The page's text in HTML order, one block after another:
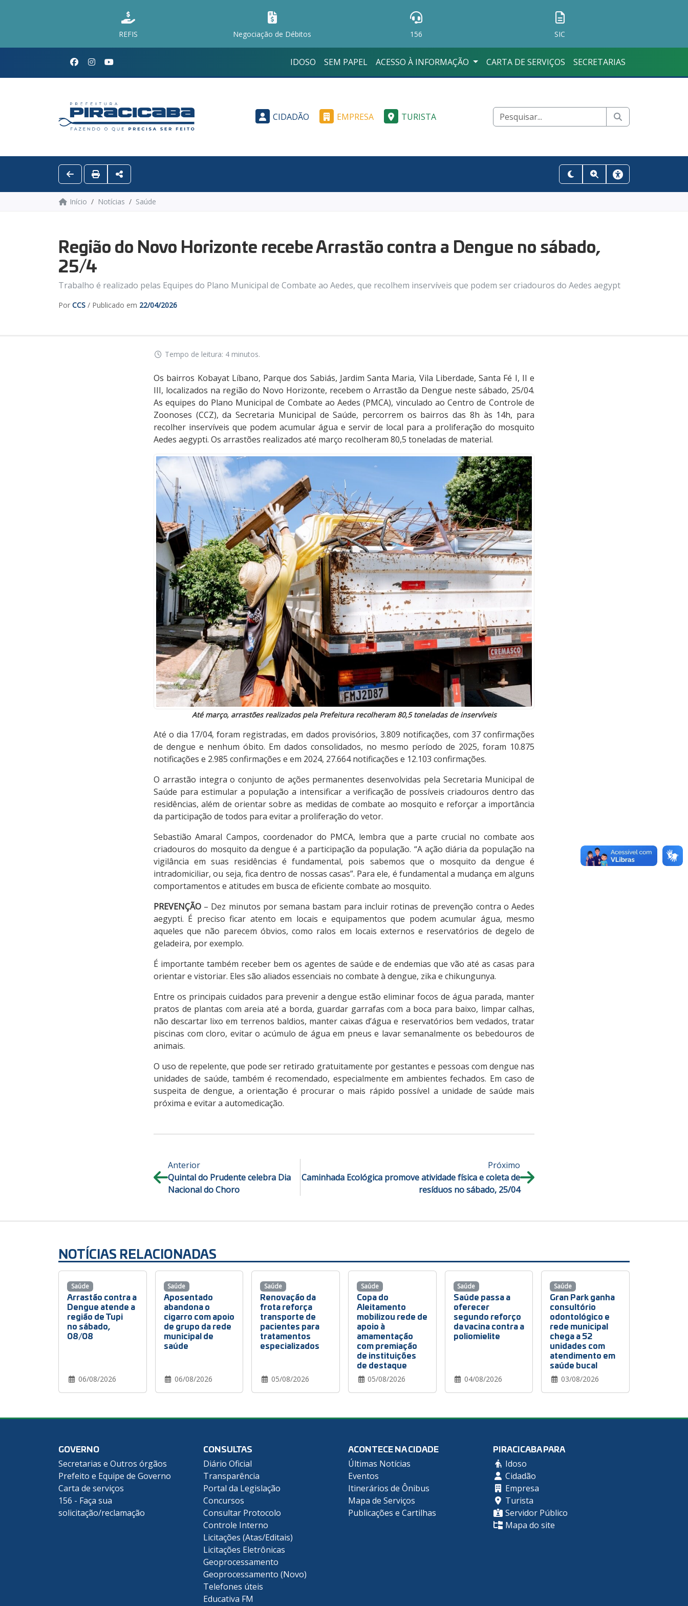
REFIS Negociação de Débitos 156 SIC
IDOSO SEM PAPEL ACESSO À INFORMAÇÃO CARTA DE SERVIÇOS SECRETARIAS
CIDADÃO EMPRESA TURISTA
Início Notícias Saúde
Região do Novo Horizonte recebe Arrastão contra a Dengue no sábado,
25/4
Trabalho é realizado pelas Equipes do Plano Municipal de Combate ao Aedes, que recolhem inservíveis que podem ser criadouros do Aedes aegypt
Por CCS / Publicado em 22/04/2026
Tempo de leitura: 4 minutos.
Os bairros Kobayat Líbano, Parque dos Sabiás, Jardim Santa Maria, Vila Liberdade, Santa Fé I, II e
III, localizados na região do Novo Horizonte, recebem o Arrastão da Dengue neste sábado, 25/04.
As equipes do Plano Municipal de Combate ao Aedes (PMCA), vinculado ao Centro de Controle de
Zoonoses (CCZ), da Secretaria Municipal de Saúde, percorrem os bairros das 8h às 14h, para
recolher inservíveis que podem acumular água e servir de local para a proliferação do mosquito
Aedes aegypti. Os arrastões realizados até março recolheram 80,5 toneladas de material.
Até março, arrastões realizados pela Prefeitura recolheram 80,5 toneladas de inservíveis
Até o dia 17/04, foram registradas, em dados provisórios, 3.809 notificações, com 37 confirmações
de dengue e nenhum óbito. Em dados consolidados, no mesmo período de 2025, foram 10.875
notificações e 2.985 confirmações e em 2024, 27.664 notificações e 12.103 confirmações.
O arrastão integra o conjunto de ações permanentes desenvolvidas pela Secretaria Municipal de
Saúde para estimular a população a intensificar a verificação de possíveis criadouros dentro das
residências, além de orientar sobre as medidas de combate ao mosquito e reforçar a importância
da participação de todos para evitar a proliferação do vetor.
Sebastião Amaral Campos, coordenador do PMCA, lembra que a parte crucial no combate aos
criadouros do mosquito da dengue é a participação da população. “A ação diária da população na
vigilância em suas residências é fundamental, pois sabemos que o mosquito da dengue é
intradomiciliar, ou seja, fica dentro de nossas casas”. Para ele, é fundamental a mudança em alguns
comportamentos e atitudes em busca de eficiente combate ao mosquito.
PREVENÇÃO – Dez minutos por semana bastam para incluir rotinas de prevenção contra o Aedes
aegypti. É preciso ficar atento em locais e equipamentos que podem acumular água, mesmo
aqueles que não parecem óbvios, como ralos em locais externos e reservatórios de degelo de
geladeira, por exemplo.
É importante também receber bem os agentes de saúde e de endemias que vão até as casas para
orientar e vistoriar. Eles são aliados essenciais no combate à dengue, zika e chikungunya.
Entre os principais cuidados para prevenir a dengue estão eliminar focos de água parada, manter
pratos de plantas com areia até a borda, guardar garrafas com a boca para baixo, limpar calhas,
não descartar lixo em terrenos baldios, manter caixas d’água e reservatórios bem vedados, tratar
piscinas com cloro, evitar o acúmulo de água em pneus e lavar semanalmente os bebedouros de
animais.
O uso de repelente, que pode ser retirado gratuitamente por gestantes e pessoas com dengue nas
unidades de saúde, também é recomendado, especialmente em ambientes fechados. Em caso de
suspeita de dengue, a orientação é procurar o mais rápido possível a unidade de saúde mais
próxima e evitar a automedicação.
Anterior
Quintal do Prudente celebra Dia
Nacional do Choro
Próximo
Caminhada Ecológica promove atividade física e coleta de
resíduos no sábado, 25/04
NOTÍCIAS RELACIONADAS
Arrastão contra a
Dengue atende a
região de Tupi
no sábado,
08/08
06/08/2026
Saúde
Aposentado
abandona o
cigarro com apoio
de grupo da rede
municipal de
saúde
06/08/2026
Saúde
Renovação da
frota reforça
transporte de
pacientes para
tratamentos
especializados
05/08/2026
Saúde
Copa do
Aleitamento
mobilizou rede de
apoio à
amamentação
com premiação
de instituições
de destaque
05/08/2026
Saúde
Saúde passa a
oferecer
segundo reforço
da vacina contra a
poliomielite
04/08/2026
Saúde
Gran Park ganha
consultório
odontológico e
rede municipal
chega a 52
unidades com
atendimento em
saúde bucal
03/08/2026
Saúde
GOVERNO
Secretarias e Outros órgãos
Prefeito e Equipe de Governo
Carta de serviços
156 - Faça sua
solicitação/reclamação
CONSULTAS
Diário Oficial
Transparência
Portal da Legislação
Concursos
Consultar Protocolo
Controle Interno
Licitações (Atas/Editais)
Licitações Eletrônicas
Geoprocessamento
Geoprocessamento (Novo)
Telefones úteis
Educativa FM
ACONTECE NA CIDADE
Últimas Notícias
Eventos
Itinerários de Ônibus
Mapa de Serviços
Publicações e Cartilhas
PIRACICABA PARA
Idoso
Cidadão
Empresa
Turista
Servidor Público
Mapa do site